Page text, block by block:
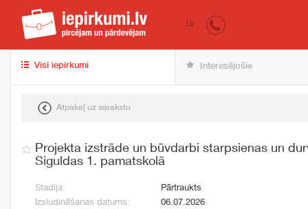
iepirkumi.lv
LV
Visi iepirkumi Interesējošie
Atpakaļ uz sarakstu
Projekta izstrāde un būvdarbi starpsienas un
Siguldas 1. pamatskolā
Stadija:
Pārtraukts
Izsludināšanas datums:
06.07.2026